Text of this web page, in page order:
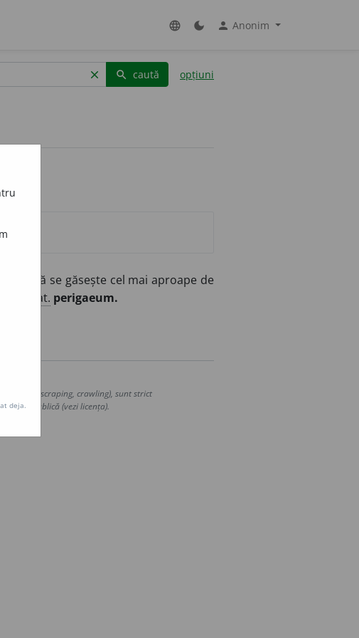
language dark_mode person Anonim
clear search caută opțiuni
se găsește cel mai aproape de
lat. perigaeum.
(web scraping, crawling), sunt strict
publică (vezi licența).
deja.